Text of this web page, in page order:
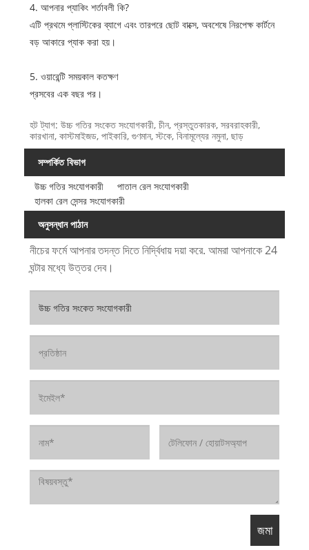
4. আপনার প্যাকিং শর্তাবলী কি?
এটি প্রথমে প্লাস্টিকের ব্যাগে এবং তারপরে ছোট বাক্সে, অবশেষে নিরপেক্ষ কার্টনে
বড় আকারে প্যাক করা হয়।
5. ওয়ারেন্টি সময়কাল কতক্ষণ
প্রসবের এক বছর পর।
হট ট্যাগ: উচ্চ গতির সংকেত সংযোগকারী, চীন, প্রস্তুতকারক, সরবরাহকারী,
কারখানা, কাস্টমাইজড, পাইকারি, গুণমান, স্টকে, বিনামূল্যের নমুনা, ছাড়
সম্পর্কিত বিভাগ
উচ্চ গতির সংযোগকারী
পাতাল রেল সংযোগকারী
হালকা রেল সেন্সর সংযোগকারী
অনুসন্ধান পাঠান
নীচের ফর্মে আপনার তদন্ত দিতে নির্দ্বিধায় দয়া করে. আমরা আপনাকে 24
ঘন্টার মধ্যে উত্তর দেব।